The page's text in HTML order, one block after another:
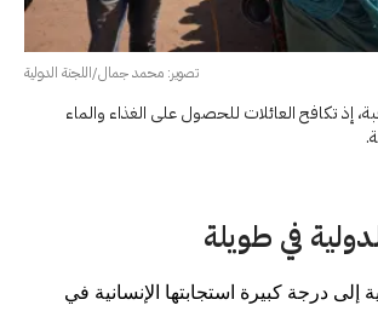
تصوير: محمد جمال/اللجنة الدولية
إذ تكافح العائلات للحصول على الغذاء والماء
في طويلة
إلى درجة كبيرة استجابتها الإنسانية في